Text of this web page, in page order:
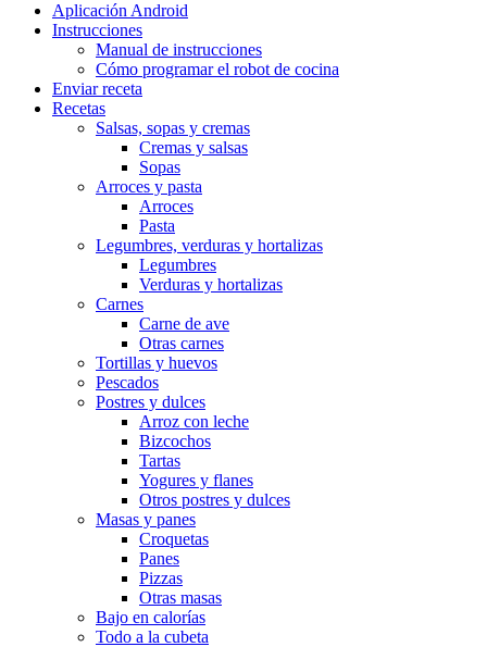
Aplicación Android
Instrucciones
Manual de instrucciones
Cómo programar el robot de cocina
Enviar receta
Recetas
Salsas, sopas y cremas
Cremas y salsas
Sopas
Arroces y pasta
Arroces
Pasta
Legumbres, verduras y hortalizas
Legumbres
Verduras y hortalizas
Carnes
Carne de ave
Otras carnes
Tortillas y huevos
Pescados
Postres y dulces
Arroz con leche
Bizcochos
Tartas
Yogures y flanes
Otros postres y dulces
Masas y panes
Croquetas
Panes
Pizzas
Otras masas
Bajo en calorías
Todo a la cubeta